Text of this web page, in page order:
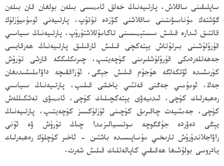
ساپلىقىنى ساقلاش، پارتىيەنىڭ خەلق ئاممىسى بىلەن بولغان قان بىلەن
گۆشتەك مۇناسىۋىتىنى ساقلاشنى كۆزدە تۇتۇپ، پارتىيەنى ئومۇميۈزلۈك
قاتتىق ئىدارە قىلىش سىستېمىسىنى تاكامۇللاشتۇرۇپ، پارتىيەنىڭ سىياسىي
قۇرۇلۇشىنى بىرتۇتاش يېتەكچى قىلىش ئارقىلىق پارتىيەنىڭ ھەرقايسى
جەھەتلەردىكى قۇرۇلۇشلىرىنى كۈچەيتىپ، چىرىكلىككە قارشى تۇرۇش
كۈرىشىدە ئۆتكەلگە ھۇجۇم قىلىش جېڭى، ئۇزاققىچە داۋاملىشىدىغان
جەڭ، ئومۇمىي جەڭنى قەتئىي ياخشى قىلىپ، پارتىيەنىڭ سىياسىي
رەھبەرلىك كۈچى، ئىدىيەۋى يېتەكچىلىك كۈچى، ئاممىۋى تەشكىللەش
كۈچى، جەمئىيەت چاقىرىق كۈچىنى ئۈزلۈكسىز كۈچەيتىپ، پارتىيەنىڭ
يېڭى دەۋردە جۇڭگوچە سوتسىيالىزمدا چىڭ تۇرۇش ۋە ئۇنى
راۋاجلاندۇرۇش تارىخىي مۇساپىسىدە باشتىن - ئاخىر كۈچلۈك رەھبەرلىك
يادروسى بولۇشىغا ھەقىقىي كاپالەتلىك قىلىش شەرت.